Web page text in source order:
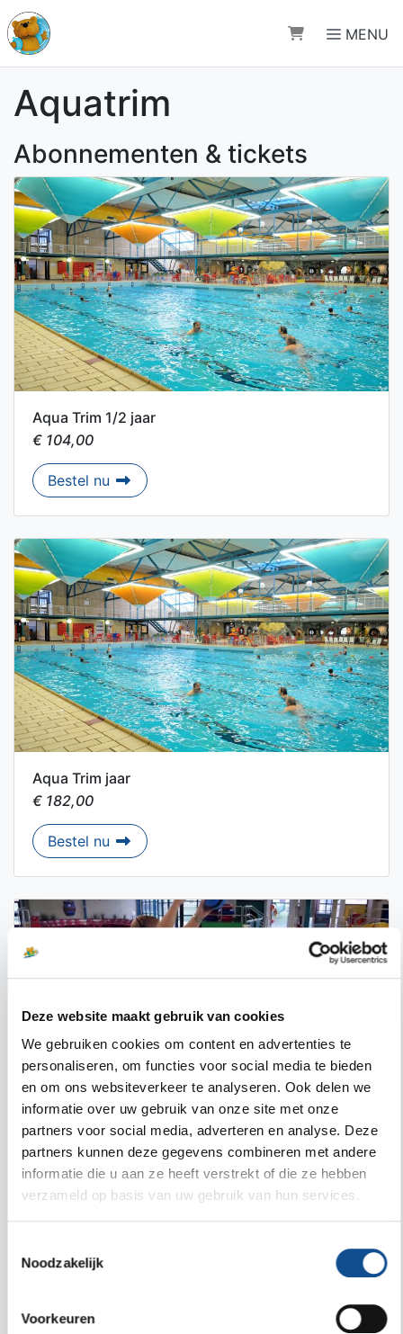
Deze website maakt gebruik van cookies
We gebruiken cookies om content en advertenties te
personaliseren, om functies voor social media te bieden
en om ons websiteverkeer te analyseren. Ook delen we
informatie over uw gebruik van onze site met onze
partners voor social media, adverteren en analyse. Deze
partners kunnen deze gegevens combineren met andere
informatie die u aan ze heeft verstrekt of die ze hebben
verzameld op basis van uw gebruik van hun services.
Noodzakelijk
Voorkeuren
Direct naar de inhoud van de pagina
MENU
Aquatrim
Abonnementen & tickets
Aqua Trim 1/2 jaar
€ 104,00
Bestel nu Aqua Trim 1/2 jaar
Aqua Trim jaar
€ 182,00
Bestel nu Aqua Trim jaar
Aqua Vitaal zwemmen 1/2 jaar
€ 104,00
Bestel nuAqua Vitaal zwemmen 1/2 jaar